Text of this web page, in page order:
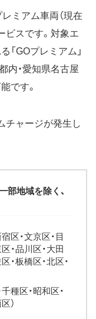
レミアム車両（現在
ビスです。対象エ
「GOプレミアム」
内・愛知県名古屋
です。
チャージが発生し
部地域を除く、
区・文京区・目
・品川区・大田
・板橋区・北区・
種区・昭和区・
）